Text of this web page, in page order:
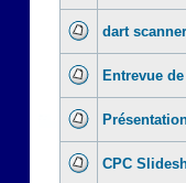
dart
Entrevue
CPC